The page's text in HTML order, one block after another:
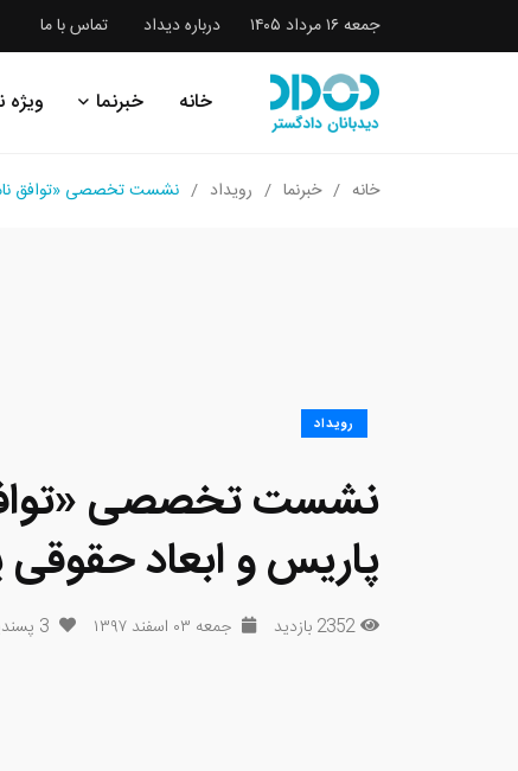
جمعه ۱۶ مرداد ۱۴۰۵ درباره دیداد تماس با ما
خانه خبرنما ویژه
خانه خبرنما رویداد نشست تخصصی «توافق
رویداد
نشست تخصصی
پاریس و ابعاد
2352 بازدید جمعه ۰۳ اسفند ۱۳۹۷ 3